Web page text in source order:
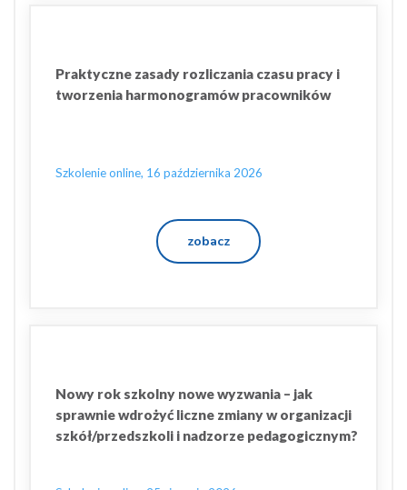
Praktyczne zasady rozliczania czasu pracy i
tworzenia harmonogramów pracowników
Szkolenie online, 16 października 2026
zobacz
Nowy rok szkolny nowe wyzwania – jak
sprawnie wdrożyć liczne zmiany w organizacji
szkół/przedszkoli i nadzorze pedagogicznym?